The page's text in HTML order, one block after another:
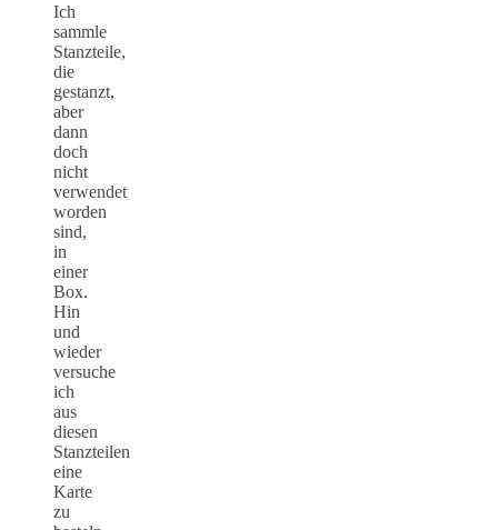
Ich
sammle
Stanzteile,
die
gestanzt,
aber
dann
doch
nicht
verwendet
worden
sind,
in
einer
Box.
Hin
und
wieder
versuche
ich
aus
diesen
Stanzteilen
eine
Karte
zu